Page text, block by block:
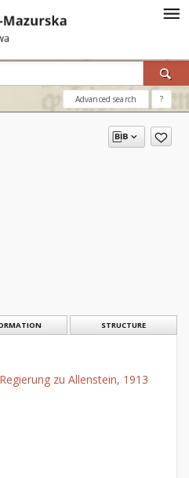
Advanced search ?
STRUCTURE
zu Allenstein, 1913